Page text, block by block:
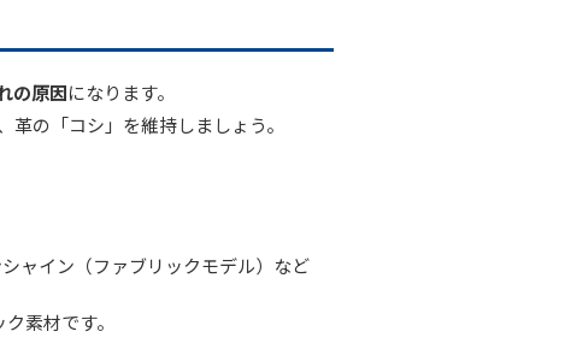
の原因になります。
革の「コシ」を維持しましょう。
ャイン（ファブリックモデル）など
素材です。